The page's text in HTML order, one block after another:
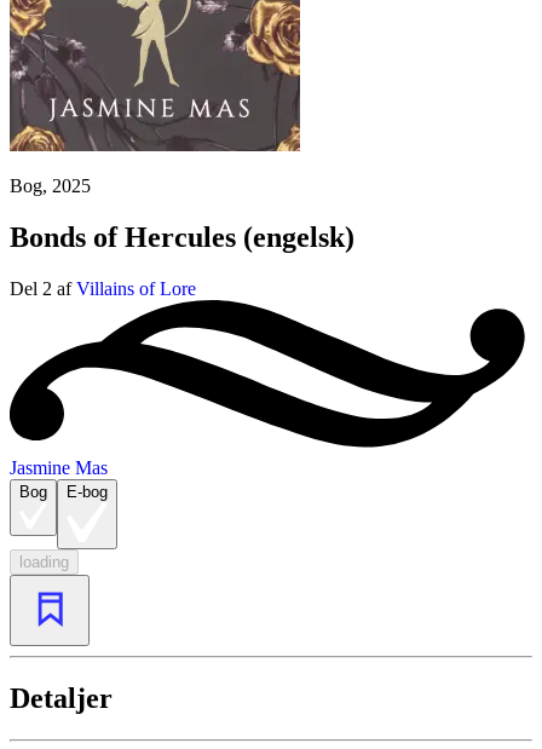
Bog, 2025
Bonds of Hercules (engelsk)
Del 2 afVillains of Lore
Jasmine Mas
Bog E-bog
loading
Detaljer